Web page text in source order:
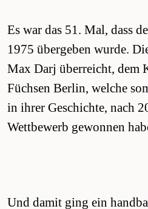
Es war das 51. Mal, dass
1975 übergeben wurde.
Max Darj überreicht, dem
Füchsen Berlin, welche
in ihrer Geschichte, nach
Wettbewerb gewonnen
Und damit ging ein